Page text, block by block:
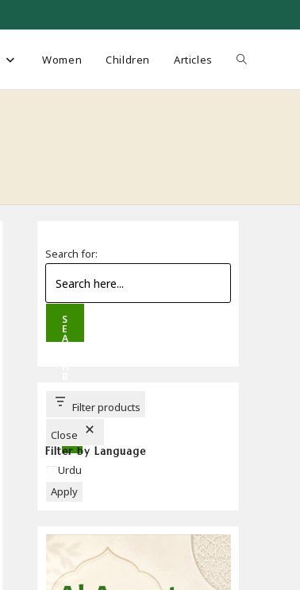
Women Children Articles Toggle
Search for:
S
E
A
T
T
Filter products
Close
Filter by Language
Language
Urdu
Apply